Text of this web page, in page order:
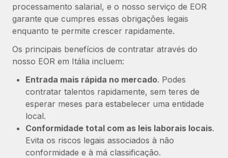
processamento salarial, e o nosso serviço de EOR
garante que cumpres essas obrigações legais
enquanto te permite crescer rapidamente.
Os principais benefícios de contratar através do
nosso EOR em Itália incluem:
Entrada mais rápida no mercado. Podes
contratar talentos rapidamente, sem teres de
esperar meses para estabelecer uma entidade
local.
Conformidade total com as leis laborais locais.
Evita os riscos legais associados à não
conformidade e à má classificação.